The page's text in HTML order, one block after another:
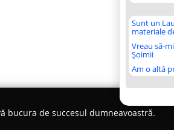
Sunt un
materiale
Vreau să-
Șoimii
Am o altă
bucura de succesul dumneavoastră.